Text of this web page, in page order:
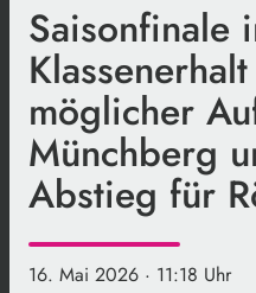
Saisonfinale
möglicher
Münchberg
Abstieg für
16. Mai 2026 · 11:18 Uhr